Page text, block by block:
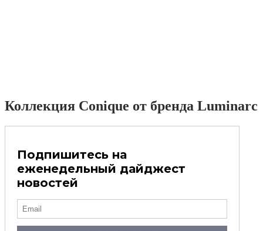
Коллекция Conique от бренда Luminarc
Подпишитесь на
еженедельный дайджест
новостей